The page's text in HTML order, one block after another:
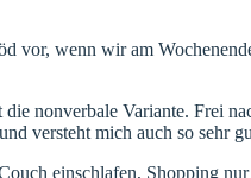
wenn wir am
nonverbale Variante. Frei
versteht mich auch so sehr
einschlafen, Shopping